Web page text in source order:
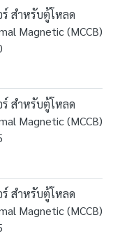
ร์ สำหรับตู้โหลด
Magnetic (MCCB)
ร์ สำหรับตู้โหลด
Magnetic (MCCB)
ร์ สำหรับตู้โหลด
Magnetic (MCCB)